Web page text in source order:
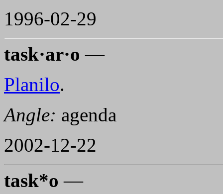
1996-02-29
task·ar·o —
Planilo.
Angle: agenda
2002-12-22
task*o —